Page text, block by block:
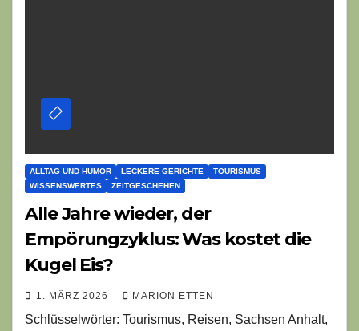
ALLTAG UND HUMOR LECKERE GERICHTE
TOURISMUS
WISSENSWERTES
ZEITGESCHEHEN
Alle Jahre wieder, der
Empörungzyklus: Was kostet die
Kugel Eis?
1. MÄRZ 2026 MARION ETTEN
Schlüsselwörter: Tourismus, Reisen, Sachsen Anhalt,